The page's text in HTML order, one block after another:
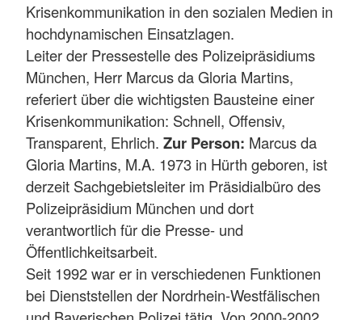
Krisenkommunikation in den sozialen Medien in
hochdynamischen Einsatzlagen.
Leiter der Pressestelle des Polizeipräsidiums
München, Herr Marcus da Gloria Martins,
referiert über die wichtigsten Bausteine einer
Krisenkommunikation: Schnell, Offensiv,
Transparent, Ehrlich. Zur Person: Marcus da
Gloria Martins, M.A. 1973 in Hürth geboren, ist
derzeit Sachgebietsleiter im Präsidialbüro des
Polizeipräsidium München und dort
verantwortlich für die Presse- und
Öffentlichkeitsarbeit.
Seit 1992 war er in verschiedenen Funktionen
bei Dienststellen der Nordrhein-Westfälischen